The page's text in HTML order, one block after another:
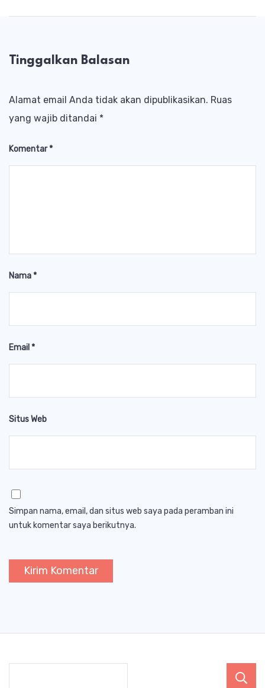
Tinggalkan Balasan
Alamat email Anda tidak akan dipublikasikan. Ruas
yang wajib ditandai *
Komentar*
Nama*
Email *
Situs Web
Simpan nama, email, dan situs web saya pada peramban ini
untuk komentar saya berikutnya.